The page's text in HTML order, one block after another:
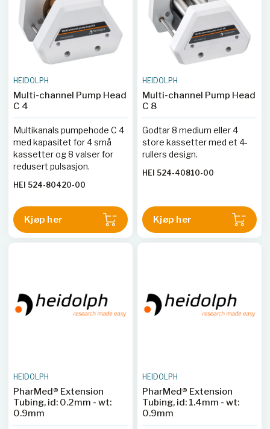
HEIDOLPH
Multi-channel Pump Head
C 4
Multikanals pumpehode C 4
med kapasitet for 4 små
kassetter og 8 valser for
redusert pulsasjon.
HEI 524-80420-00
Kjøp her
HEIDOLPH
Multi-channel Pump Head
C 8
Godtar 8 medium eller 4
store kassetter med et 4-
rullers design.
HEI 524-40810-00
Kjøp her
HEIDOLPH
PharMed® Extension
Tubing, id: 0.2mm - wt:
0.9mm
HEIDOLPH
PharMed® Extension
Tubing, id: 1.4mm - wt:
0.9mm